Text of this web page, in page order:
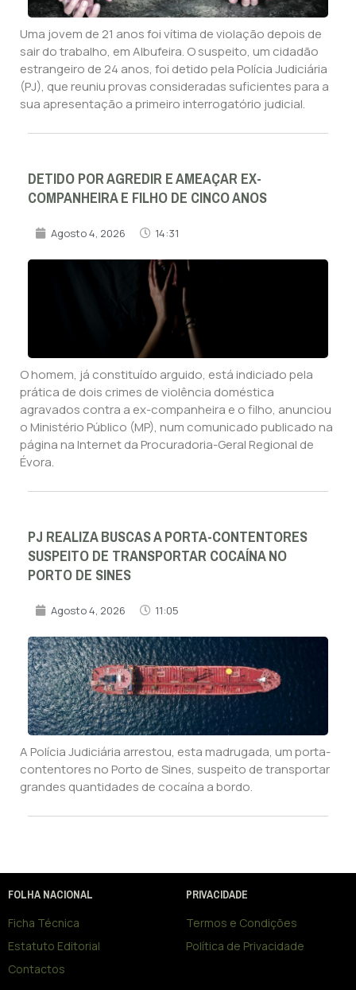
Uma jovem de 21 anos foi vítima de violação depois de
sair do trabalho, em Albufeira. O suspeito, um cidadão
estrangeiro de 24 anos, foi detido pela Polícia Judiciária
(PJ), que reuniu provas consideradas suficientes para a
sua apresentação a primeiro interrogatório judicial.
DETIDO POR AGREDIR E AMEAÇAR EX-
COMPANHEIRA E FILHO DE CINCO ANOS
Agosto 4, 2026 14:31
O homem, já constituído arguido, está indiciado pela
prática de dois crimes de violência doméstica
agravados contra a ex-companheira e o filho, anunciou
o Ministério Público (MP), num comunicado publicado na
página na Internet da Procuradoria-Geral Regional de
Évora.
PJ REALIZA BUSCAS A PORTA-CONTENTORES
SUSPEITO DE TRANSPORTAR COCAÍNA NO
PORTO DE SINES
Agosto 4, 2026 11:05
A Polícia Judiciária arrestou, esta madrugada, um porta-
contentores no Porto de Sines, suspeito de transportar
grandes quantidades de cocaína a bordo.
FOLHA NACIONAL
Ficha Técnica
Estatuto Editorial
Contactos
PRIVACIDADE
Termos e Condições
Política de Privacidade